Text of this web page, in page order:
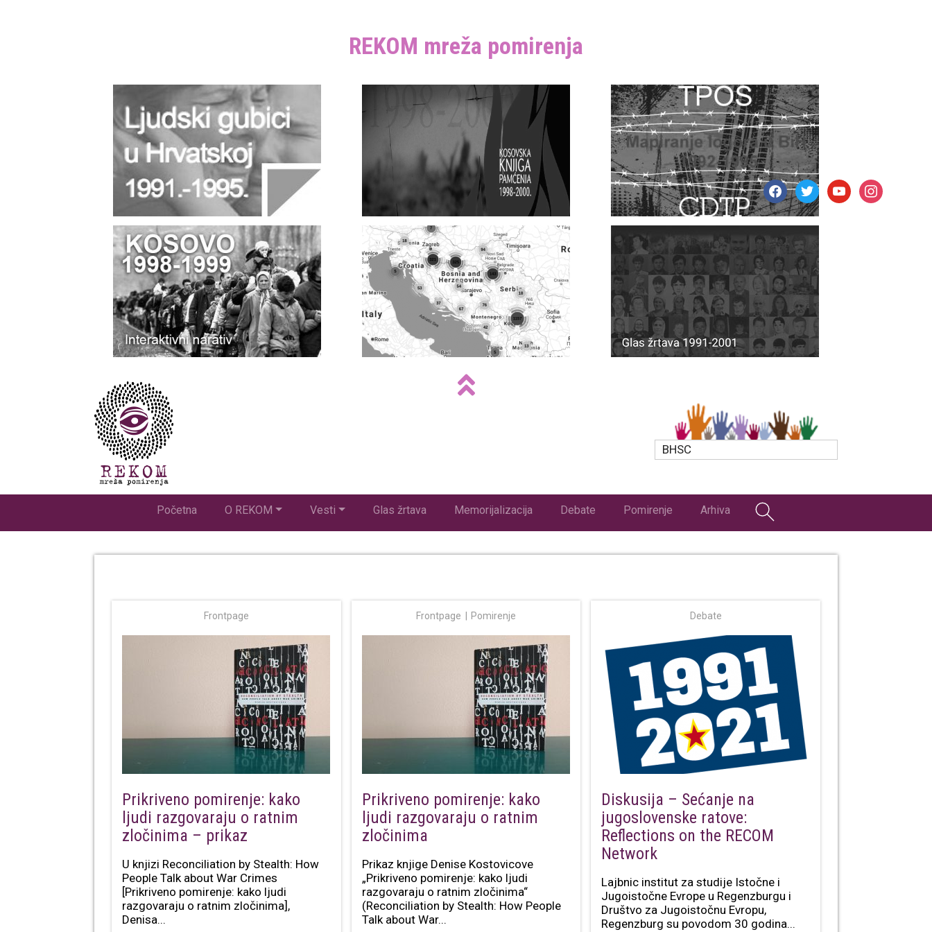
REKOM mreža pomirenja
BHSC
Početna O REKOM Vesti Glas žrtava Memorijalizacija Debate Pomirenje Arhiva
Frontpage
Prikriveno pomirenje: kako
ljudi razgovaraju o ratnim
zločinima – prikaz
U knjizi Reconciliation by Stealth: How
People Talk about War Crimes
[Prikriveno pomirenje: kako ljudi
razgovaraju o ratnim zločinima],
Denisa...
Frontpage Pomirenje
Prikriveno pomirenje: kako
ljudi razgovaraju o ratnim
zločinima
Prikaz knjige Denise Kostovicove
„Prikriveno pomirenje: kako ljudi
razgovaraju o ratnim zločinima“
(Reconciliation by Stealth: How People
Talk about War...
Debate
Diskusija – Sećanje na
jugoslovenske ratove:
Reflections on the RECOM
Network
Lajbnic institut za studije Istočne i
Jugoistočne Evrope u Regenzburgu i
Društvo za Jugoistočnu Evropu,
Regenzburg su povodom 30 godina...
facebooktwitteryoutubeinstagram